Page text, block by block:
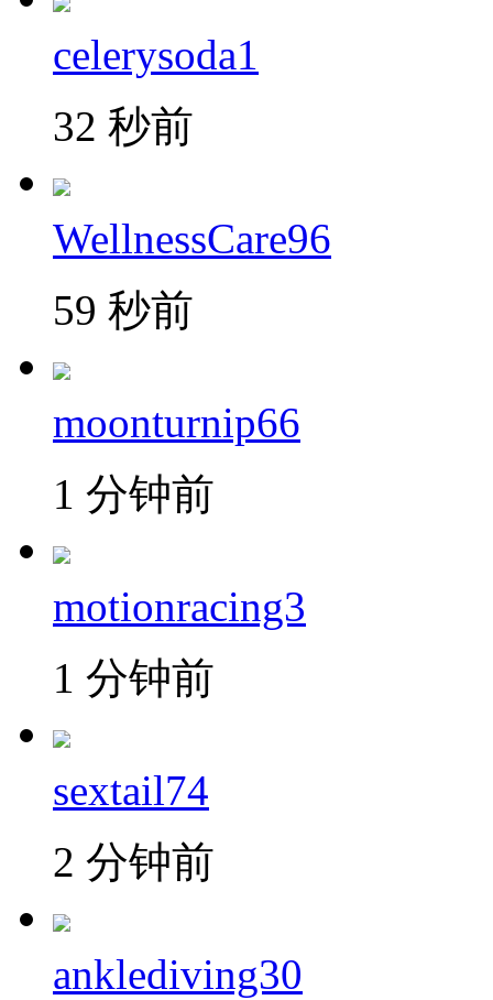
celerysoda1
32 秒前
WellnessCare96
59 秒前
moonturnip66
1 分钟前
motionracing3
1 分钟前
sextail74
2 分钟前
anklediving30